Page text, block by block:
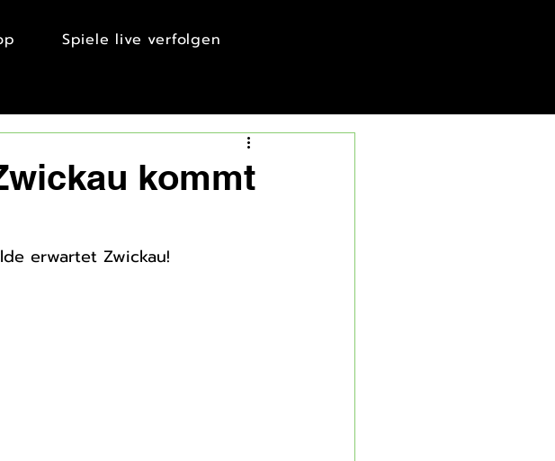
Spiele live verfolgen
kommt
erwartet Zwickau!